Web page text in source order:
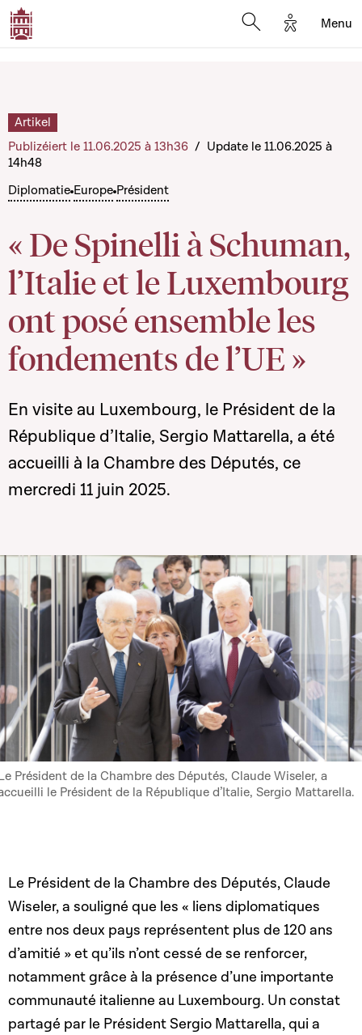
Options
Menu
Diplomatie Europe Président
« De Spinelli à Schuman,
l’Italie et le Luxembourg
ont posé ensemble les
fondements de l’UE »
Artikel
Publizéiert le 11.06.2025 à 13h36 / Update le 11.06.2025 à
14h48
En visite au Luxembourg, le Président de la
République d’Italie, Sergio Mattarella, a été
accueilli à la Chambre des Députés, ce
mercredi 11 juin 2025.
Président de la Chambre des Députés, Claude Wiseler, a
le Président de la République d’Italie, Sergio Mattarella.
Le Président de la Chambre des Députés, Claude
Wiseler, a souligné que les « liens diplomatiques
entre nos deux pays représentent plus de 120 ans
d’amitié » et qu’ils n’ont cessé de se renforcer,
notamment grâce à la présence d’une importante
communauté italienne au Luxembourg. Un constat
partagé par le Président Sergio Mattarella, qui a